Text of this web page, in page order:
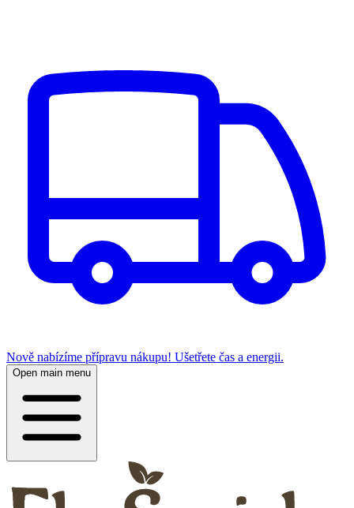
Nově nabízíme přípravu nákupu! Ušetřete čas a energii.
Open main menu